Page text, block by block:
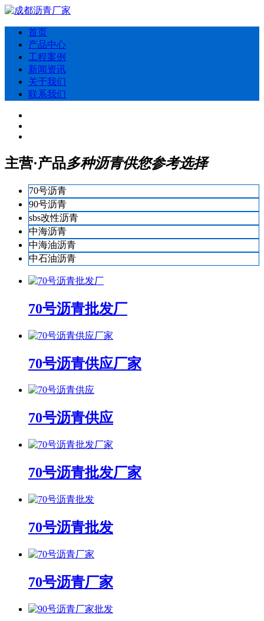
首页
产品中心
工程案例
新闻资讯
关于我们
联系我们
主营·产品多种沥青供您参考选择
70号沥青
90号沥青
sbs改性沥青
中海沥青
中海油沥青
中石油沥青
70号沥青批发厂
70号沥青供应厂家
70号沥青供应
70号沥青批发厂家
70号沥青批发
70号沥青厂家